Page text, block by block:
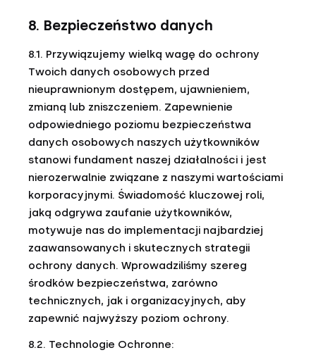
8. Bezpieczeństwo danych
8.1. Przywiązujemy wielką wagę do ochrony
Twoich danych osobowych przed
nieuprawnionym dostępem, ujawnieniem,
zmianą lub zniszczeniem. Zapewnienie
odpowiedniego poziomu bezpieczeństwa
danych osobowych naszych użytkowników
stanowi fundament naszej działalności i jest
nierozerwalnie związane z naszymi wartościami
korporacyjnymi. Świadomość kluczowej roli,
jaką odgrywa zaufanie użytkowników,
motywuje nas do implementacji najbardziej
zaawansowanych i skutecznych strategii
ochrony danych. Wprowadziliśmy szereg
środków bezpieczeństwa, zarówno
technicznych, jak i organizacyjnych, aby
zapewnić najwyższy poziom ochrony.
8.2. Technologie Ochronne: